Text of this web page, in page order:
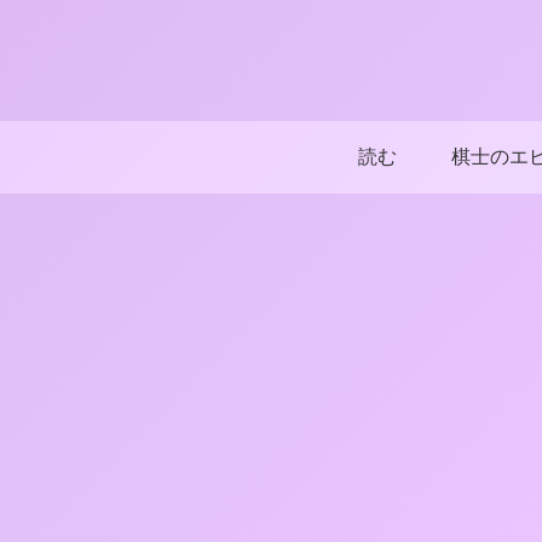
読む 棋士のエ